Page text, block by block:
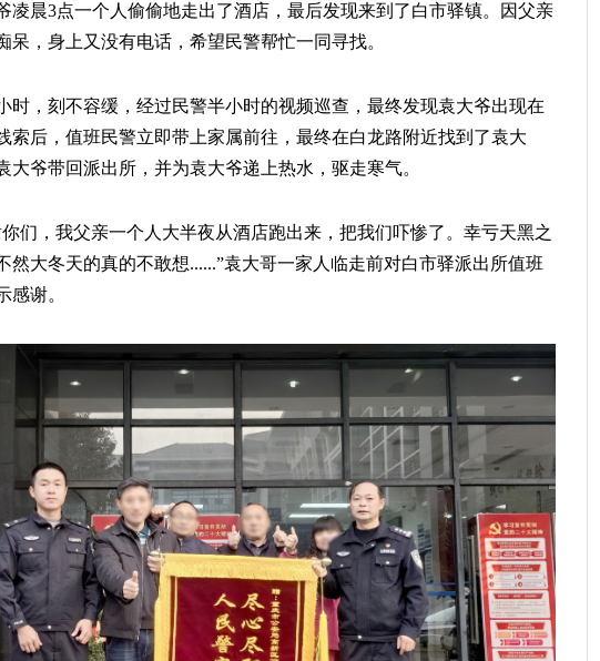
凌晨3点一个人偷偷地走出了酒店，最后发现来到了白市驿镇。因父亲
呆，身上又没有电话，希望民警帮忙一同寻找。
时，刻不容缓，经过民警半小时的视频巡查，最终发现袁大爷出现在
索后，值班民警立即带上家属前往，最终在白龙路附近找到了袁大
大爷带回派出所，并为袁大爷递上热水，驱走寒气。
们，我父亲一个人大半夜从酒店跑出来，把我们吓惨了。幸亏天黑之
然大冬天的真的不敢想......”袁大哥一家人临走前对白市驿派出所值班
感谢。